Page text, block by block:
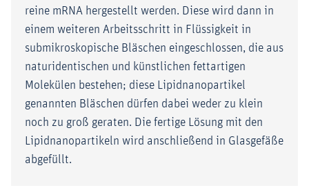
reine mRNA hergestellt werden. Diese wird dann in
einem weiteren Arbeitsschritt in Flüssigkeit in
submikroskopische Bläschen eingeschlossen, die aus
naturidentischen und künstlichen fettartigen
Molekülen bestehen; diese Lipidnanopartikel
genannten Bläschen dürfen dabei weder zu klein
noch zu groß geraten. Die fertige Lösung mit den
Lipidnanopartikeln wird anschließend in Glasgefäße
abgefüllt.